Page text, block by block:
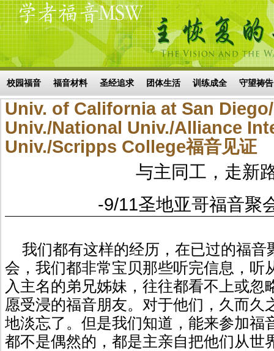
Skip to main content
搜索表单
校园福音 福音材料 圣经追求 团体生活 训练成全 守望祷告
Univ. of California at San
Univ./National Univ./Alliance
Univ./Scripps College福音见证
与主同工，走新
-9/11圣地亚哥福音聚
我们都有这样的经历，在已过的福音
会，我们都非常宝贝那些听完信息，听
入主名的弟兄姊妹，往往都看不上或忽
愿受浸的福音朋友。对于他们，久而久
地淡忘了。但是我们知道，能来参加福
都不是偶然的，都是主亲自把他们从世